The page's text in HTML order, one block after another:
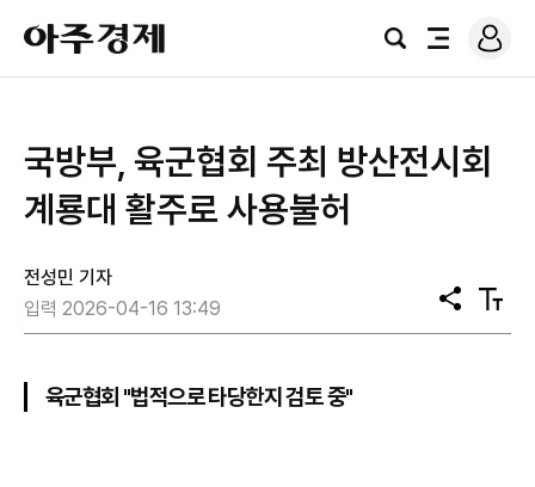
아
주
경
검
전
로
그
국방부, 육군협회 주최 방산전시회
계룡대 활주로 사용불허
전성민 기자
입력 2026-04-16 13:49
공
유
텍
스
육군협회 "법적으로 타당한지 검토 중"